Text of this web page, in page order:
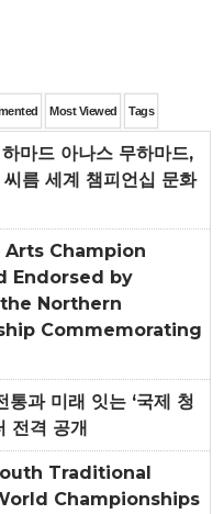
Most Viewed Tags
마드 아나스 무하마드,
름 세계 챔피언십 문화
Arts Champion
Endorsed by
Northern
Commemorating
과 미래 잇는 ‘국제 청
전격 공개
Traditional
Championships